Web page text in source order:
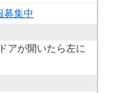
募集中
アが開いたら左に